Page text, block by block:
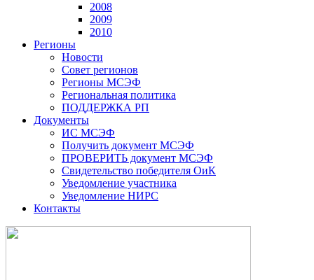
2008
2009
2010
Регионы
Новости
Совет регионов
Регионы МСЭФ
Региональная политика
ПОДДЕРЖКА РП
Документы
ИС МСЭФ
Получить документ МСЭФ
ПРОВЕРИТЬ документ МСЭФ
Свидетельство победителя ОиК
Уведомление участника
Уведомление НИРС
Контакты